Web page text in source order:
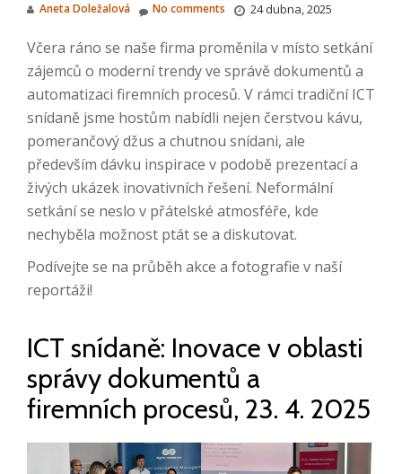
Aneta Doležalová 24 dubna, 2025
No comments
Včera ráno se naše firma proměnila v místo setkání
zájemců o moderní trendy ve správě dokumentů a
automatizaci firemních procesů. V rámci tradiční ICT
snídaně jsme hostům nabídli nejen čerstvou kávu,
pomerančový džus a chutnou snídani, ale
především dávku inspirace v podobě prezentací a
živých ukázek inovativních řešení. Neformální
setkání se neslo v přátelské atmosféře, kde
nechyběla možnost ptát se a diskutovat.
Podívejte se na průběh akce a fotografie v naší
reportáži!
ICT snídaně: Inovace v oblasti
správy dokumentů a
firemních procesů, 23. 4. 2025